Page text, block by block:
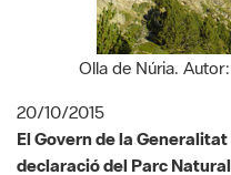
20/10/2015
El Govern de la
declaració del Parc
Freser, que ocupa 14.750
municipis de Planoles,
Pardines, Vilallonga de